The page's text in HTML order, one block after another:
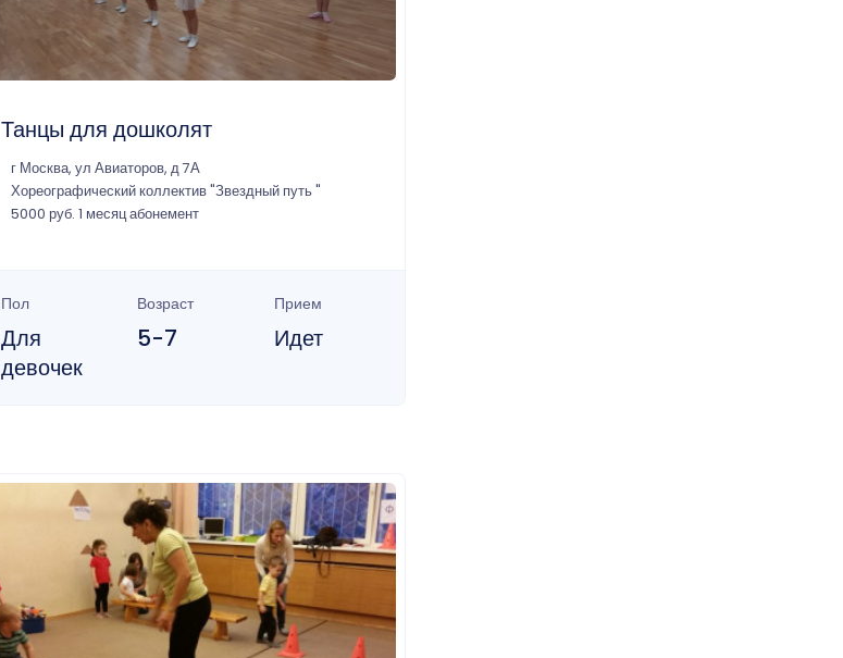
Танцы для дошколят
г Москва, ул Авиаторов, д 7А
Хореографический коллектив "Звездный путь "
5000 руб. 1 месяц абонемент
Пол
Для
девочек
Возраст
5-7
Прием
Идет